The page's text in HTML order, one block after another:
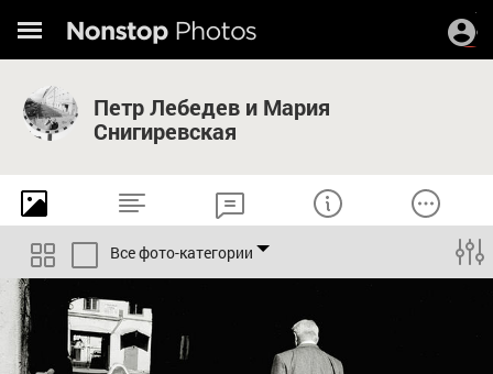
Петр Лебедев и Мария
Снигиревская
Все фото-категории